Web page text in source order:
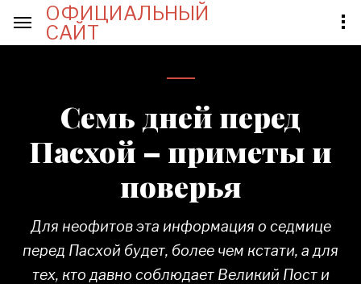
ОФИЦИАЛЬНЫЙ
САЙТ
Семь дней перед
Пасхой – приметы и
поверья
Для неофитов эта информация о седмице
перед Пасхой будет, более чем кстати, а для
тех, кто давно соблюдает Великий Пост и